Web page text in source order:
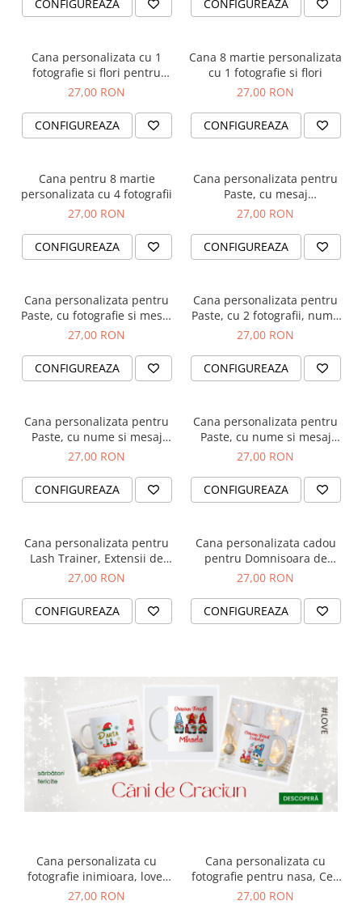
CONFIGUREAZA CONFIGUREAZA
Cana personalizata cu 1
fotografie si flori pentru
mame, cadou 8 martie
27,00 RON
CONFIGUREAZA
Cana 8 martie personalizata
cu 1 fotografie si flori
27,00 RON
CONFIGUREAZA
Cana pentru 8 martie
personalizata cu 4 fotografii
27,00 RON
CONFIGUREAZA
Cana personalizata pentru
Paste, cu mesaj
personalizat si iepuras
27,00 RON
CONFIGUREAZA
Cana personalizata pentru
Paste, cu fotografie si mesaj
personalizat
27,00 RON
CONFIGUREAZA
Cana personalizata pentru
Paste, cu 2 fotografii, nume
si mesajul Paste 2023, in
27,00 RON
CONFIGUREAZA
Cana personalizata pentru
Paste, cu nume si mesaj
haios, pentru fetita
27,00 RON
CONFIGUREAZA
Cana personalizata pentru
Paste, cu nume si mesaj
haios, pentru baietel
27,00 RON
CONFIGUREAZA
Cana personalizata pentru
Lash Trainer, Extensii de
gene, Lash Artist
27,00 RON
CONFIGUREAZA
Cana personalizata cadou
pentru Domnisoara de
onoare, cu fotografie si
27,00 RON
CONFIGUREAZA
Cana personalizata cu
fotografie inimioara, love,
pentru cuplu
27,00 RON
Cana personalizata cu
fotografie pentru nasa, Cea
mai dulce nasica
27,00 RON